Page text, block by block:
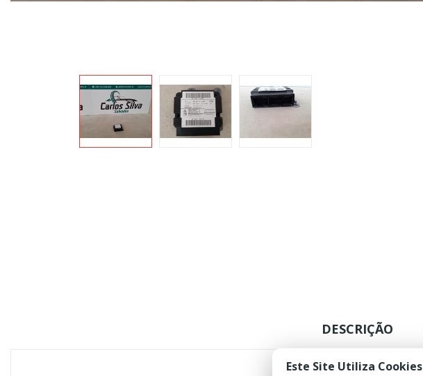
DESCRIÇÃO
Este Site Utiliza Cookies